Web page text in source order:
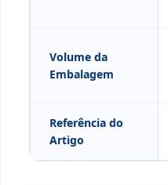
Volume da
Embalagem
Referência do
Artigo